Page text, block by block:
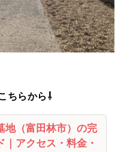
ちらから⇩
地（富田林市）の完
｜アクセス・料金・